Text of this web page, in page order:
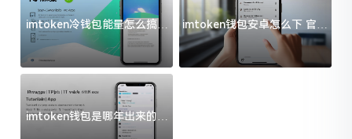
imtoken冷钱包能量怎么搞？
过来人告诉你门道
imtoken钱包安卓怎么下 官方
渠道避坑指南
imtoken钱包是哪年出来的？
一文给你说清楚